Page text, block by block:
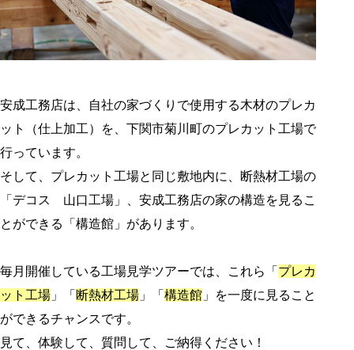
安成工務店は、自社の家づくりで使用する木材のプレカ
ット（仕上加工）を、下関市菊川町のプレカット工場で
行っています。
そして、プレカット工場と同じ敷地内に、断熱材工場の
「デコス 山口工場」、安成工務店の家の構造を見るこ
とができる「構造館」があります。
毎月開催している工場見学ツアーでは、これら「 プレカ
ット工場 」「 断熱材工場 」「 構造館 」を一度に見ること
ができるチャンスです。
見て、体験して、質問して、ご納得ください！